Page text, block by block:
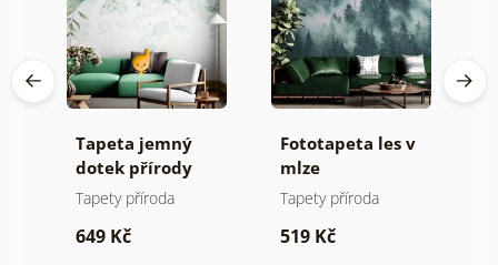
Tapeta jemný
dotek přírody
Tapety příroda
649 Kč
Fototapeta les v
mlze
Tapety příroda
519 Kč